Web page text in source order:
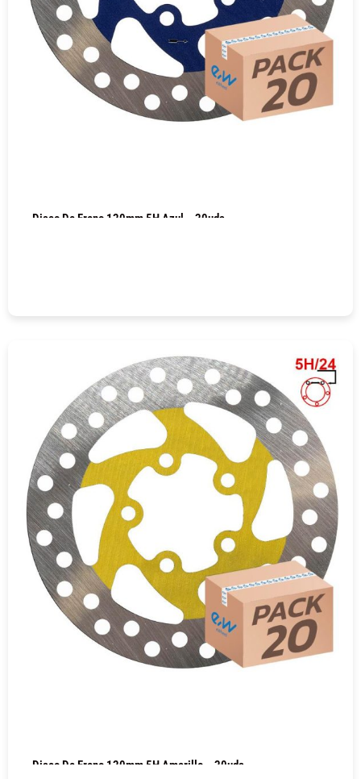
Disco De Freno 120mm 5H Azul – 20uds
Disco De Freno 120mm 5H Amarillo – 20uds